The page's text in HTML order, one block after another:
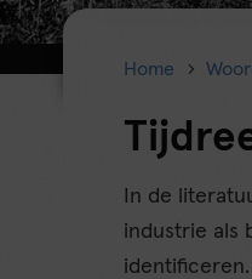
Home
In de
industrie als
identificeren.